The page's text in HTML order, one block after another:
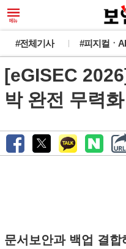
#전체기사 #피지컬ㆍAI
[eGISEC
박 완전 무력
문서보안과 백업 결